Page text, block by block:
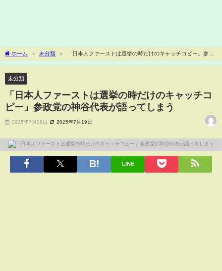
ホーム 未分類
「日本人ファーストは選挙の時だけのキャッチコピー」参政
党の神谷代表が語ってしまう
未分類
「日本人ファーストは選挙の時だけのキャッチコ
ピー」参政党の神谷代表が語ってしまう
2025年7月19日 2025年7月19日
LINE